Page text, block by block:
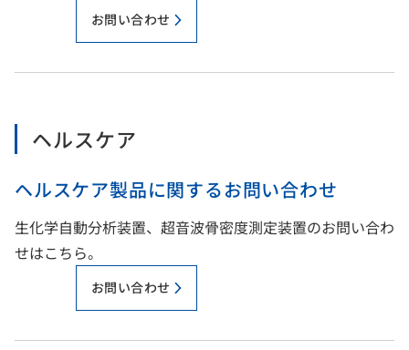
お問い合わせ
ヘルスケア
ヘルスケア製品に関するお問い合わせ
生化学自動分析装置、超音波骨密度測定装置のお問い合わ
せはこちら。
お問い合わせ